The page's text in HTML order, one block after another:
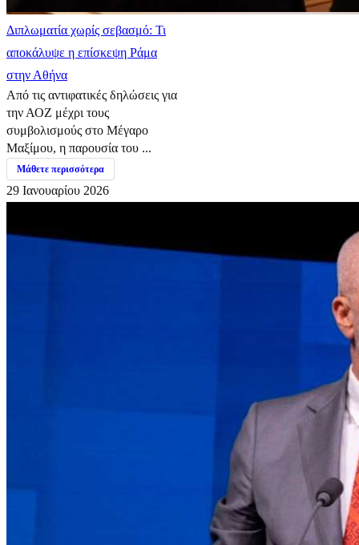
Διπλωματία χωρίς σεβασμό: Τι
αποκάλυψε η επίσκεψη Ράμα
στην Αθήνα
Από τις αντιφατικές δηλώσεις για
την ΑΟΖ μέχρι τους
συμβολισμούς στο Μέγαρο
Μαξίμου, η παρουσία του ...
Μάθετε περισσότερα
29 Ιανουαρίου 2026